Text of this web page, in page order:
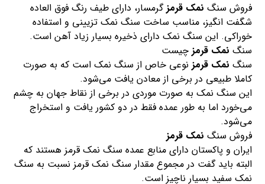
فروش سنگ نمک قرمزگرمسار، دارای طیف رنگ فوق العاده
شگفت انگیز، مناسب ساخت سنگ نمک تزیینی و استفاده
خوراکی. این سنگ نمک دارای ذخیره بسیار زیاد آهن است.
سنگ نمک قرمز چیست
سنگ نمک قرمز نوعی خاص از سنگ نمک است که به صورت
کاملا طبیعی در برخی از معادن یافت می‌شود.
این سنگ نمک به صورت موردی در برخی از نقاط جهان به چشم
می‌خورد اما به طور عمده فقط در دو کشور یافت و استخراج
می‌شود.
فروش سنگ نمک قرمز
ایران و پاکستان دارای منابع عمده سنگ نمک قرمز هستند که
البته باید گفت در مجموع مقدار سنگ نمک قرمز نسبت به سنگ
نمک سفید بسیار ناچیز است.